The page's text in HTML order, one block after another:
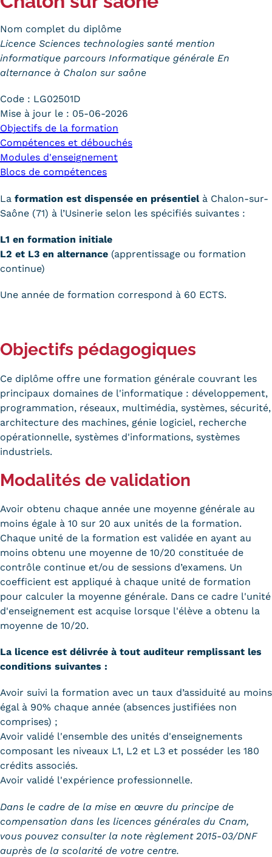
OFFRE EN BFC
OFFRE NATIONALE
Catalogue national
Équivalences, passerelles et
suites de parcours
Modalités d'enseignement
Formation en présentiel
Alternance
Enseignement à distance
l'Expérience (VAE)
supérieures (VES)
Validation des acquis
professionnels et personnels
(VAPP)
Infos pratiques
Témoignages
Statistiques
FAQ
Lexique
Téléchargements
Qualiopi
Le Cnam ICSV
Mobilité internationale et
Erasmus
Règlement intérieur
Modalités d'inscription
Tarifs
Nom complet du diplôme
Licence Sciences technologies santé mention
informatique parcours Informatique générale En
alternance à Chalon sur saône
Code : LG02501D
Mise à jour le : 05-06-2026
Objectifs de la formation
Compétences et débouchés
Modules d'enseignement
Blocs de compétences
La formation est dispensée en présentielà Chalon-sur-
Saône (71) à l’Usinerie selon les spécifiés suivantes :
L1 en formation initiale
L2 et L3 en alternance (apprentissage ou formation
continue)
Une année de formation correspond à 60 ECTS.
Objectifs pédagogiques
Ce diplôme offre une formation générale couvrant les
principaux domaines de l'informatique : développement,
programmation, réseaux, multimédia, systèmes, sécurité,
architecture des machines, génie logiciel, recherche
opérationnelle, systèmes d'informations, systèmes
industriels.
Modalités de validation
Avoir obtenu chaque année une moyenne générale au
moins égale à 10 sur 20 aux unités de la formation.
Chaque unité de la formation est validée en ayant au
moins obtenu une moyenne de 10/20 constituée de
contrôle continue et/ou de sessions d’examens. Un
coefficient est appliqué à chaque unité de formation
pour calculer la moyenne générale. Dans ce cadre l'unité
d'enseignement est acquise lorsque l'élève a obtenu la
moyenne de 10/20.
La licence est délivrée à tout auditeur remplissant les
conditions suivantes :
Avoir suivi la formation avec un taux d’assiduité au moins
égal à 90% chaque année (absences justifiées non
comprises) ;
Avoir validé l'ensemble des unités d'enseignements
composant les niveaux L1, L2 et L3 et posséder les 180
crédits associés.
Avoir validé l'expérience professionnelle.
Dans le cadre de la mise en œuvre du principe de
compensation dans les licences générales du Cnam,
vous pouvez consulter la note règlement 2015-03/DNF
auprès de la scolarité de votre centre.